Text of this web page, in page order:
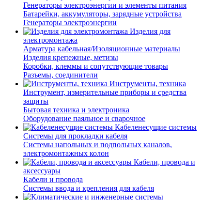
Генераторы электроэнергии и элементы питания
Батарейки, аккумуляторы, зарядные устройства
Генераторы электроэнергии
Изделия для
электромонтажа
Арматура кабельная/Изоляционные материалы
Изделия крепежные, метизы
Коробки, клеммы и сопутствующие товары
Разъемы, соединители
Инструменты, техника
Инструмент, измерительные приборы и средства
защиты
Бытовая техника и электроника
Оборудование паяльное и сварочное
Кабеленесущие системы
Системы для прокладки кабеля
Системы напольных и подпольных каналов,
электромонтажных колон
Кабели, провода и
аксессуары
Кабели и провода
Системы ввода и крепления для кабеля